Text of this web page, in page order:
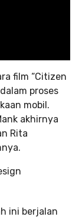
film “Citizen
proses
mobil.
akhirnya
Rita
ini berjalan